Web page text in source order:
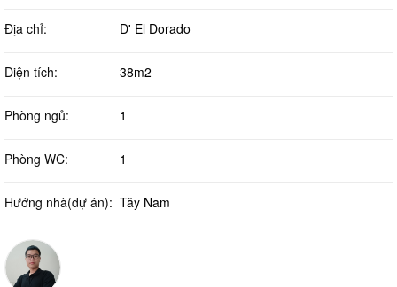
Địa chỉ: D' El Dorado
Diện tích: 38m2
Phòng ngủ: 1
Phòng WC: 1
Hướng nhà(dự án): Tây Nam